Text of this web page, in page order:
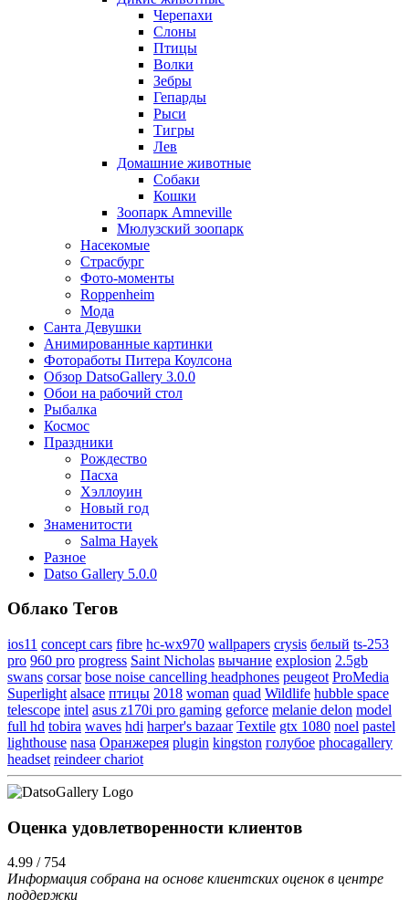
Черепахи
Слоны
Птицы
Волки
Зебры
Гепарды
Рыси
Тигры
Лев
Домашние животные
Собаки
Кошки
Зоопарк Amneville
Мюлузский зоопарк
Насекомые
Страсбург
Фото-моменты
Roppenheim
Мода
Санта Девушки
Aнимированные картинки
Фотоработы Питера Коулсона
Обзор DatsoGallery 3.0.0
Обои на рабочий стол
Рыбалка
Космос
Праздники
Рождество
Пасха
Хэллоуин
Новый год
Знаменитости
Salma Hayek
Разное
Datso Gallery 5.0.0
Облако Тегов
ios11 concept cars fibre hc-wx970 wallpapers crysis белый ts-253
pro 960 pro progress Saint Nicholas вычание explosion 2.5gb
swans corsar bose noise cancelling headphones peugeot ProMedia
Superlight alsace птицы 2018 woman quad Wildlife hubble space
telescope intel asus z170i pro gaming geforce melanie delon model
full hd tobira waves hdi harper's bazaar Textile gtx 1080 noel pastel
lighthouse nasa Оранжерея plugin kingston голубое phocagallery
headset reindeer chariot
Оценка удовлетворенности клиентов
4.99 / 754
Информация собрана на основе клиентских оценок в центре
поддержки